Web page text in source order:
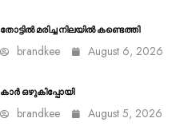
തോട്ടിൽ മരിച്ച നിലയിൽ കണ്ടെത്തി
brandkee August 6, 2026
കാർ ഒഴുകിപ്പോയി
brandkee August 5, 2026